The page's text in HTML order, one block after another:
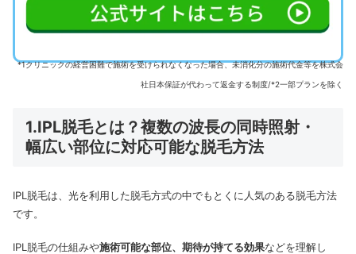
*1クリニックの経営困難で施術を受けられなくなった場合、未消化分の施術代金等を株式会
社日本保証が代わって返金する制度/*2一部プランを除く
1.IPL脱毛とは？複数の波長の同時照射・
幅広い部位に対応可能な脱毛方法
IPL脱毛は、光を利用した脱毛方式の中でもとくに人気のある脱毛方法
です。
IPL脱毛の仕組みや施術可能な部位、期待が持てる効果などを理解し